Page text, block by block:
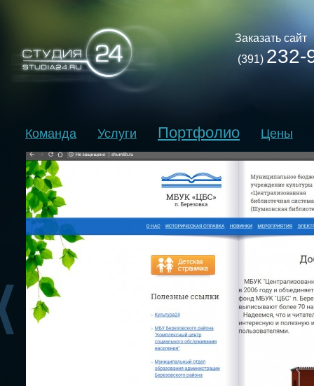
Заказать сайт
(391) 232-
Команда Услуги Портфолио Цены